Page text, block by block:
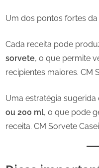
Um dos pontos fortes
Cada receita pode
sorvete, o que permite
recipientes maiores. CM
Uma estratégia
ou 200 ml, o que pode
receita. CM Sorvete